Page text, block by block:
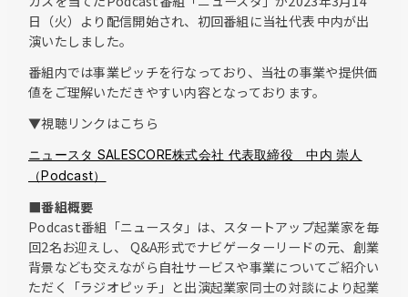
日（火）より配信開始され、初回番組に当社代表 中内が出
演いたしました。
番組内では事業ピッチを行なっており、当社の事業や提供価
値をご理解いただきやすい内容となっております。
▼視聴リンクはこちら
ニュースタ SALESCORE株式会社 代表取締役 中内 崇人
（Podcast）
■番組概要
Podcast番組「ニュースタ」は、スタートアップ起業家を毎
回2名お迎えし、 Q&A形式でナビゲーターリードの元、創業
背景なども交えながら自社サービスや事業についてご紹介い
ただく「ラジオピッチ」と出演起業家同士の対談により起業